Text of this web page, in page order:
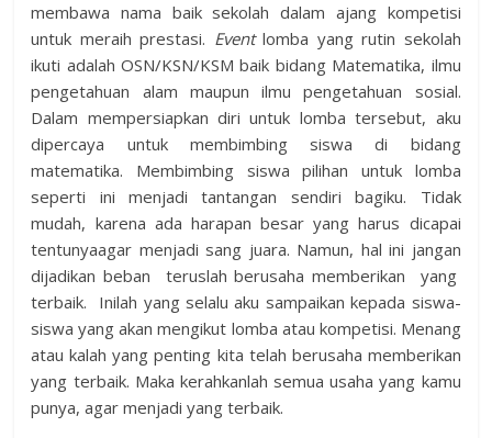
membawa nama baik sekolah dalam ajang kompetisi
untuk meraih prestasi. Eventlomba yang rutin sekolah
ikuti adalah OSN/KSN/KSM baik bidang Matematika, ilmu
pengetahuan alam maupun ilmu pengetahuan sosial.
Dalam mempersiapkan diri untuk lomba tersebut, aku
dipercaya untuk membimbing siswa di bidang
matematika. Membimbing siswa pilihan untuk lomba
seperti ini menjadi tantangan sendiri bagiku. Tidak
mudah, karena ada harapan besar yang harus dicapai
tentunyaagar menjadi sang juara. Namun, hal ini jangan
dijadikan beban teruslah berusaha memberikan yang
terbaik. Inilah yang selalu aku sampaikan kepada siswa-
siswa yang akan mengikut lomba atau kompetisi. Menang
atau kalah yang penting kita telah berusaha memberikan
yang terbaik. Maka kerahkanlah semua usaha yang kamu
punya, agar menjadi yang terbaik.